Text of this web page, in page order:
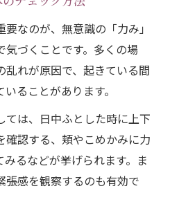
なのが、無意識の「力み」
づくことです。多くの場
れが原因で、起きている間
ることがあります。
は、日中ふとした時に上下
確認する、頬やこめかみに力
るなどが挙げられます。ま
張感を観察するのも有効で